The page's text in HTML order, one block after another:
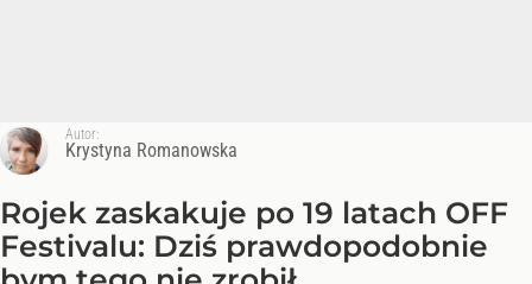
Autor:
Krystyna Romanowska
Rojek zaskakuje po 19 latach OFF
Festivalu: Dziś prawdopodobnie